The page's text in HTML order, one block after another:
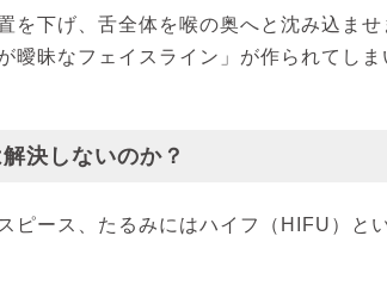
下げ、舌全体を喉の奥へと沈み込ま
昧なフェイスライン」が作られてしま
決しないのか？
ピース、たるみにはハイフ（HIFU）